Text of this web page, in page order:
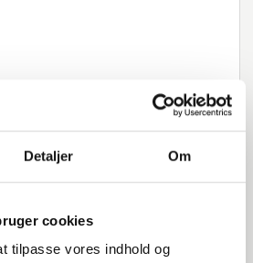
Detaljer Om
cookies
tilpasse vores indhold og
Stück verfügbar